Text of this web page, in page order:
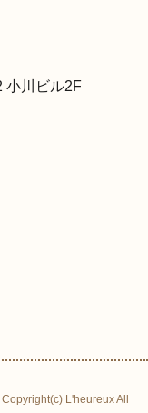
小川ビル2F
L'heureux All